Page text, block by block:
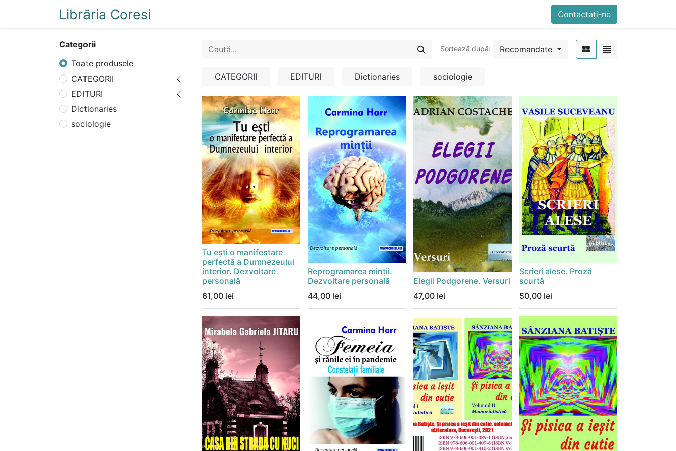
Librăria Coresi Contactați-ne Generator QR
Contactați-ne
Categorii
Toate produsele
CATEGORII
EDITURI
Dictionaries
sociologie
Sortează după: Recomandate
CATEGORII EDITURI Dictionaries sociologie
Tu ești o manifestare
perfectă a Dumnezeului
interior. Dezvoltare
personală
61,00 lei
Reprogramarea minții.
Dezvoltare personală
44,00 lei
Elegii Podgorene. Versuri
47,00 lei
Scrieri alese. Proză
scurtă
50,00 lei